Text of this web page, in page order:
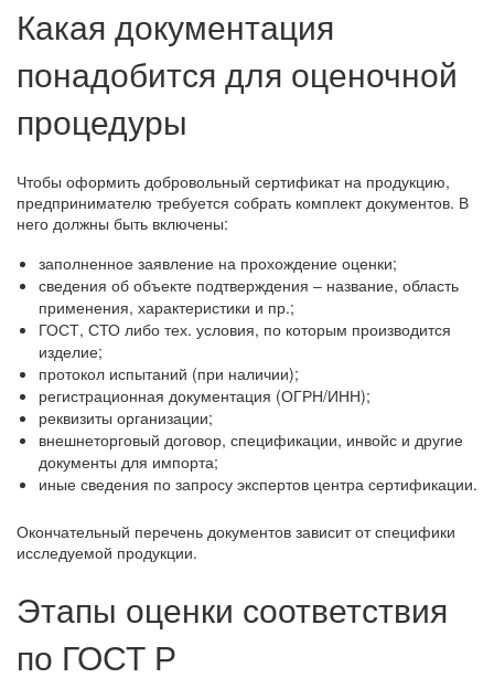
Какая документация
понадобится для оценочной
процедуры
Чтобы оформить добровольный сертификат на продукцию,
предпринимателю требуется собрать комплект документов. В
него должны быть включены:
заполненное заявление на прохождение оценки;
сведения об объекте подтверждения ‒ название, область
применения, характеристики и пр.;
ГОСТ, СТО либо тех. условия, по которым производится
изделие;
протокол испытаний (при наличии);
регистрационная документация (ОГРН/ИНН);
реквизиты организации;
внешнеторговый договор, спецификации, инвойс и другие
документы для импорта;
иные сведения по запросу экспертов центра сертификации.
Окончательный перечень документов зависит от специфики
исследуемой продукции.
Этапы оценки соответствия
по ГОСТ Р